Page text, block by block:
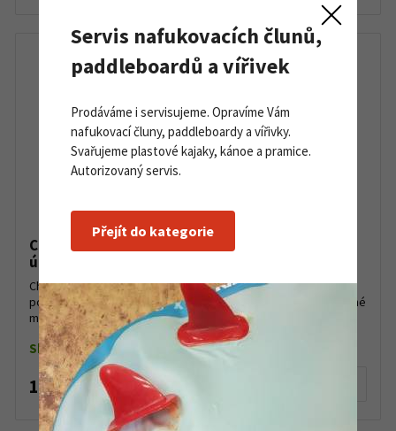
Chladící gel Sidas Recovery Cryo Gel 15 ml pro
úlevu při pohmožděninách a natažených svalech
Chladicí gel z kvalitních surovin pro úlevu od bolesti při
pohmožděninách a natažených svalech. Po aplikaci na postižené
místo dojde k proniknutí esenciálních olejů do po...
Skladem do 5 ks
135 Kč
Servis nafukovacích člunů,
paddleboardů a vířivek
Prodáváme i servisujeme. Opravíme Vám
nafukovací čluny, paddleboardy a vířivky.
Svařujeme plastové kajaky, kánoe a pramice.
Autorizovaný servis.
Přejít do kategorie